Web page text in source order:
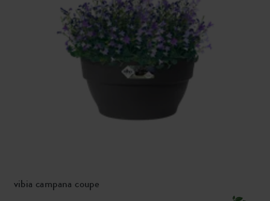
vibia campana coupe